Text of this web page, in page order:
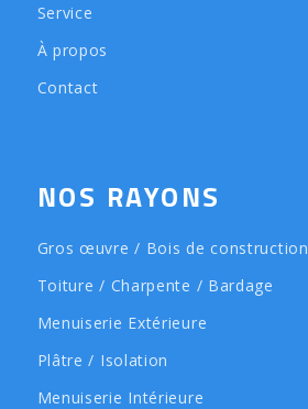
Service
À propos
Contact
NOS RAYONS
Gros œuvre / Bois de construction
Toiture / Charpente / Bardage
Menuiserie Extérieure
Plâtre / Isolation
Menuiserie Intérieure